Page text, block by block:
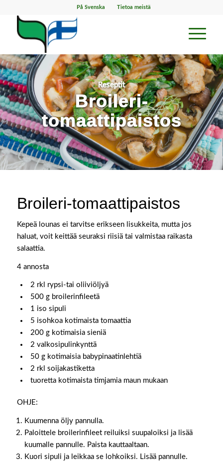
På Svenska Tietoa meistä
Reseptit
Broileri-
tomaattipaistos
Broileri-tomaattipaistos
Kepeä lounas ei tarvitse erikseen lisukkeita, mutta jos
haluat, voit keittää seuraksi riisiä tai valmistaa raikasta
salaattia.
4 annosta
2 rkl rypsi-tai oliiviöljyä
500 g broilerinfileetä
1 iso sipuli
5 isohkoa kotimaista tomaattia
200 g kotimaisia sieniä
2 valkosipulinkynttä
50 g kotimaisia babypinaatinlehtiä
2 rkl soijakastiketta
tuoretta kotimaista timjamia maun mukaan
OHJE:
Kuumenna öljy pannulla.
Paloittele broilerinfileet reiluiksi suupaloiksi ja lisää
kuumalle pannulle. Paista kauttaaltaan.
Kuori sipuli ja leikkaa se lohkoiksi. Lisää pannulle.